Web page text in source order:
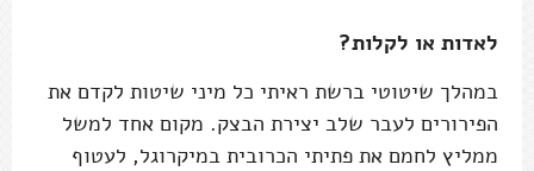
לאדות או לקלות?
במהלך שיטוטי ברשת ראיתי כל מיני שיטות לקדם את
הפירורים לעבר שלב יצירת הבצק. מקום אחד למשל
ממליץ לחמם את פתיתי הכרובית במיקרוגל, לעטוף